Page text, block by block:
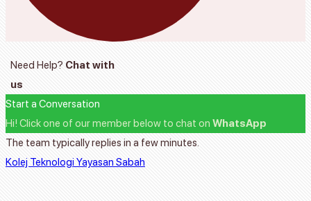
Need Help? Chat with
us
Start a Conversation
Hi! Click one of our member below to chat on WhatsApp
The team typically replies in a few minutes.
Kolej Teknologi Yayasan Sabah